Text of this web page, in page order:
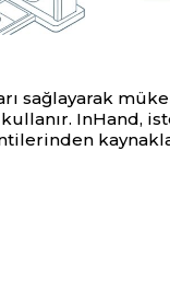
sağlayarak
InHand,